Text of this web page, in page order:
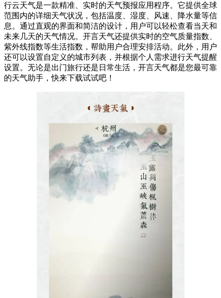
行云天气是一款精准、实时的天气预报应用程序。它提供全球
范围内的详细天气状况，包括温度、湿度、风速、降水量等信
息。通过直观的界面和简洁的设计，用户可以轻松查看当天和
未来几天的天气情况。开言天气还提供实时的空气质量指数、
紫外线指数等生活指数，帮助用户合理安排活动。此外，用户
还可以设置自定义的城市列表，并根据个人需求进行天气提醒
设置。无论是出门旅行还是日常生活，开言天气都是您最可靠
的天气助手，快来下载试试吧！